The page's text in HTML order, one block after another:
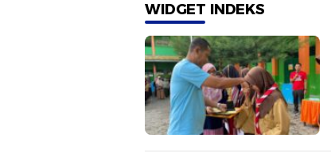
WIDGET INDEKS